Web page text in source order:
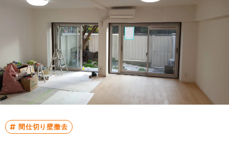
間仕切り壁撤去